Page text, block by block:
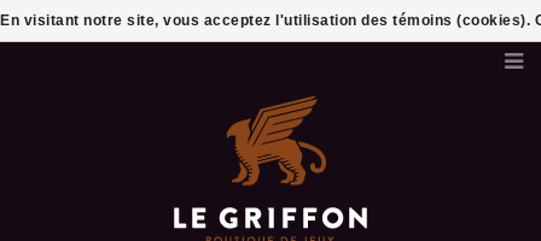
En visitant notre site, vous acceptez l'utilisation des témoins